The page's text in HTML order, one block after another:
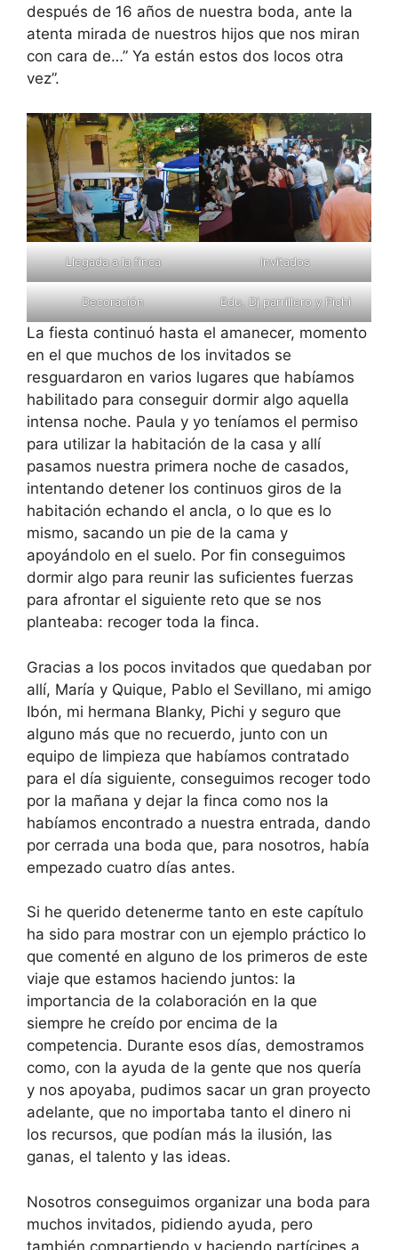
después de 16 años de nuestra boda, ante la
atenta mirada de nuestros hijos que nos miran
con cara de…” Ya están estos dos locos otra
vez”.
Llegada a la finca Invitados
Decoración Edu, Dj parrillero y Pichi
La fiesta continuó hasta el amanecer, momento
en el que muchos de los invitados se
resguardaron en varios lugares que habíamos
habilitado para conseguir dormir algo aquella
intensa noche. Paula y yo teníamos el permiso
para utilizar la habitación de la casa y allí
pasamos nuestra primera noche de casados,
intentando detener los continuos giros de la
habitación echando el ancla, o lo que es lo
mismo, sacando un pie de la cama y
apoyándolo en el suelo. Por fin conseguimos
dormir algo para reunir las suficientes fuerzas
para afrontar el siguiente reto que se nos
planteaba: recoger toda la finca.
Gracias a los pocos invitados que quedaban por
allí, María y Quique, Pablo el Sevillano, mi amigo
Ibón, mi hermana Blanky, Pichi y seguro que
alguno más que no recuerdo, junto con un
equipo de limpieza que habíamos contratado
para el día siguiente, conseguimos recoger todo
por la mañana y dejar la finca como nos la
habíamos encontrado a nuestra entrada, dando
por cerrada una boda que, para nosotros, había
empezado cuatro días antes.
Si he querido detenerme tanto en este capítulo
ha sido para mostrar con un ejemplo práctico lo
que comenté en alguno de los primeros de este
viaje que estamos haciendo juntos: la
importancia de la colaboración en la que
siempre he creído por encima de la
competencia. Durante esos días, demostramos
como, con la ayuda de la gente que nos quería
y nos apoyaba, pudimos sacar un gran proyecto
adelante, que no importaba tanto el dinero ni
los recursos, que podían más la ilusión, las
ganas, el talento y las ideas.
Nosotros conseguimos organizar una boda para
muchos invitados, pidiendo ayuda, pero
también compartiendo y haciendo partícipes a